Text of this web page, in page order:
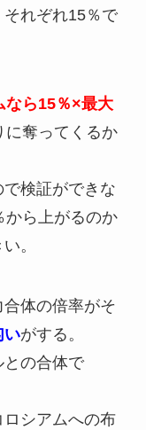
れぞれ15％で
なら15％×最大
に奪ってくるか
検証ができな
から上がるのか
。
体の倍率がそ
いがする。
の合体で
シアムへの布